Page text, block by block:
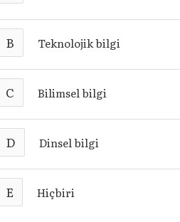
B Teknolojik bilgi
C Bilimsel bilgi
D Dinsel bilgi
E Hiçbiri